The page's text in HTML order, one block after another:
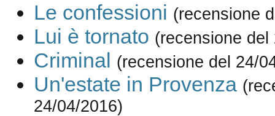
Le confessioni (recensione
Lui è tornato (recensione del
Criminal (recensione del 24/
Un'estate in Provenza
24/04/2016)